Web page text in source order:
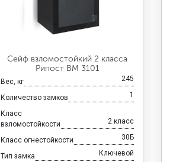
Сейф взломостойкий 2 класса
Рипост ВМ 3101
Вес, кг 245
Количество замков 1
Класс
взломостойкости
2 класс
Класс огнестойкости 30Б
Тип замка Ключевой